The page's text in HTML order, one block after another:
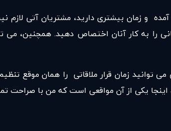
و زمان بیشتری دارید، مشتریان آتی لازم
را به کار آنان اختصاص دهید. همچنین، می
زمان قرار ملاقاتی را همان موقع تنظیم
یکی از آن مواقعی است که من با صراحت